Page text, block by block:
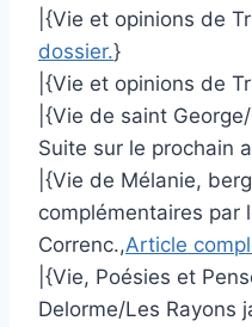
|{Vie et opinions de
dossier.}
|{Vie et opinions de
|{Vie de saint
Suite sur le prochain
|{Vie de Mélanie,
complémentaires par
Correnc.,Article
|{Vie, Poésies et
Delorme/Les Rayons